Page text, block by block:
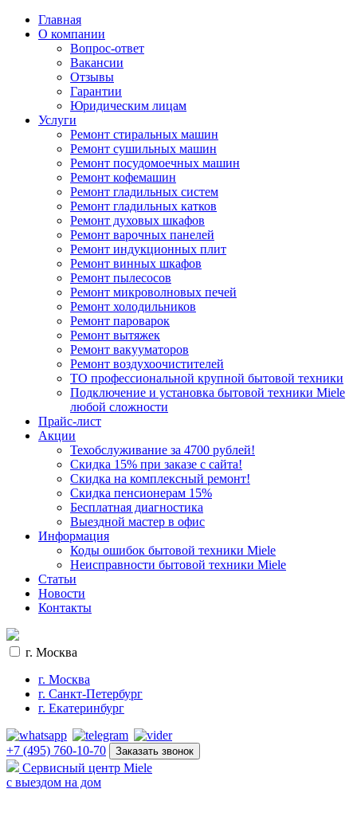
Главная
О компании
Вопрос-ответ
Вакансии
Отзывы
Гарантии
Юридическим лицам
Услуги
Ремонт стиральных машин
Ремонт сушильных машин
Ремонт посудомоечных машин
Ремонт кофемашин
Ремонт гладильных систем
Ремонт гладильных катков
Ремонт духовых шкафов
Ремонт варочных панелей
Ремонт индукционных плит
Ремонт винных шкафов
Ремонт пылесосов
Ремонт микроволновых печей
Ремонт холодильников
Ремонт пароварок
Ремонт вытяжек
Ремонт вакууматоров
Ремонт воздухоочистителей
ТО профессиональной крупной бытовой техники
Подключение и установка бытовой техники Miele
любой сложности
Прайс-лист
Акции
Техобслуживание за 4700 рублей!
Cкидка 15% при заказе с сайта!
Скидка на комплексный ремонт!
Скидка пенсионерам 15%
Бесплатная диагностика
Выездной мастер в офис
Информация
Коды ошибок бытовой техники Miele
Неисправности бытовой техники Miele
Статьи
Новости
Контакты
г. Москва
г. Москва
г. Санкт-Петербург
г. Екатеринбург
+7 (495) 760-10-70 Заказать звонок
Сервисный центр Miele
с выездом на дом